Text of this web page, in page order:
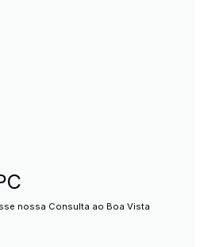
nossa Consulta ao Boa Vista